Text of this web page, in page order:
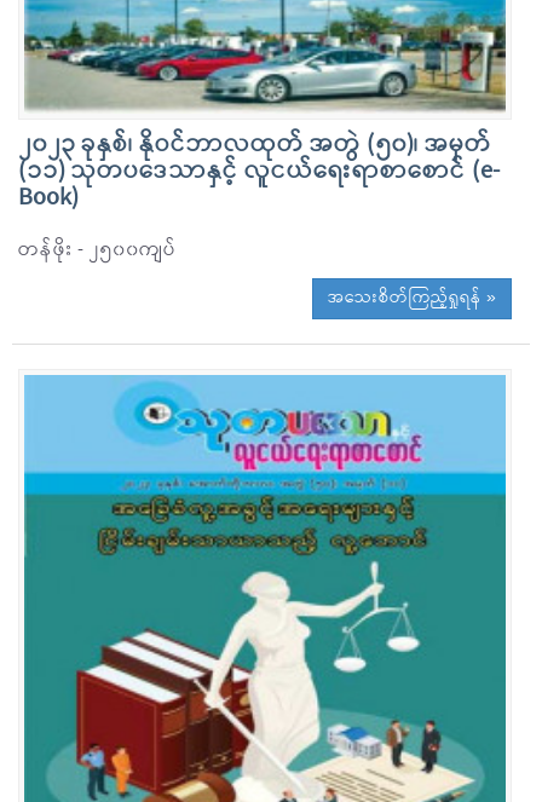
၂၀၂၃ ခုနှစ်၊ နိုဝင်ဘာလထုတ် အတွဲ (၅၀)၊ အမှတ်
(၁၁) သုတပဒေသာနှင့် လူငယ်ရေးရာစာစောင် (e-
Book)
တန်ဖိုး - ၂၅၀၀ကျပ်
အသေးစိတ်ကြည့်ရှုရန် »